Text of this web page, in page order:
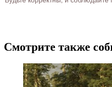
Смотрите также